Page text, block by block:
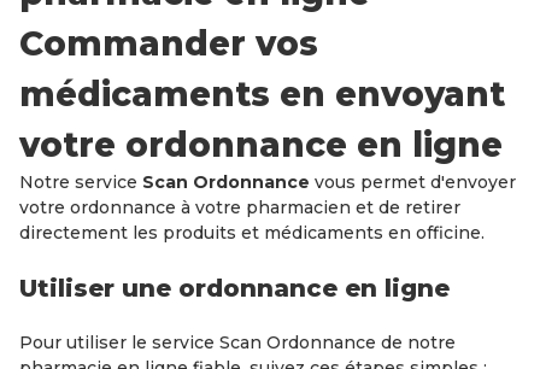
Commander vos
médicaments en envoyant
votre ordonnance en ligne
Notre service Scan Ordonnance vous permet d'envoyer
votre ordonnance à votre pharmacien et de retirer
directement les produits et médicaments en officine.
Utiliser une ordonnance en ligne
Pour utiliser le service Scan Ordonnance de notre